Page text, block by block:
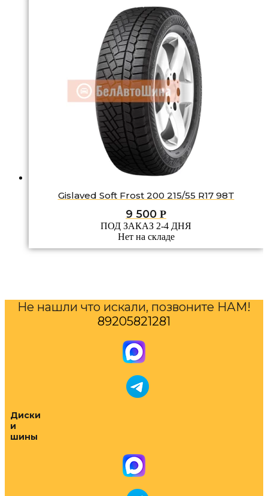
Gislaved Soft Frost 200 215/55 R17 98T
9 500 Р
ПОД ЗАКАЗ 2-4 ДНЯ
Нет на складе
Не нашли что искали, позвоните НАМ!
89205821281
Диски
и
шины